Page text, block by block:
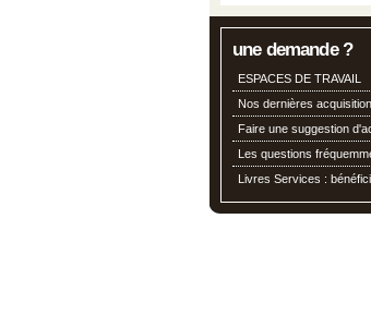
une demande ?
ESPACES DE TRAVAIL
Nos dernières
Faire une suggestion
Les questions
Livres Services :